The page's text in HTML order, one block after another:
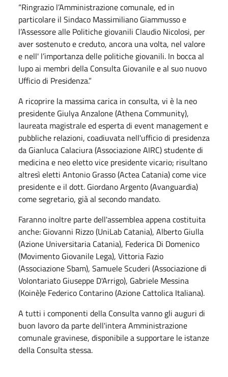
“Ringrazio l’Amministrazione comunale, ed in
particolare il Sindaco Massimiliano Giammusso e
l’Assessore alle Politiche giovanili Claudio Nicolosi, per
aver sostenuto e creduto, ancora una volta, nel valore
e nell' l’importanza delle politiche giovanili. In bocca al
lupo ai membri della Consulta Giovanile e al suo nuovo
Ufficio di Presidenza.”
A ricoprire la massima carica in consulta, vi è la neo
presidente Giulya Anzalone (Athena Community),
laureata magistrale ed esperta di event management e
pubbliche relazioni, coadiuvata nell'ufficio di presidenza
da Gianluca Calaciura (Associazione AIRC) studente di
medicina e neo eletto vice presidente vicario; risultano
altresì eletti Antonio Grasso (Actea Catania) come vice
presidente e il dott. Giordano Argento (Avanguardia)
come segretario, già al secondo mandato.
Faranno inoltre parte dell'assemblea appena costituita
anche: Giovanni Rizzo (UniLab Catania), Alberto Giulla
(Azione Universitaria Catania), Federica Di Domenico
(Movimento Giovanile Lega), Vittoria Fazio
(Associazione Sbam), Samuele Scuderi (Associazione di
Volontariato Giuseppe D'Arrigo), Gabriele Messina
(Koinè)e Federico Contarino (Azione Cattolica Italiana).
A tutti i componenti della Consulta vanno gli auguri di
buon lavoro da parte dell'intera Amministrazione
comunale gravinese, disponibile a supportare le istanze
della Consulta stessa.